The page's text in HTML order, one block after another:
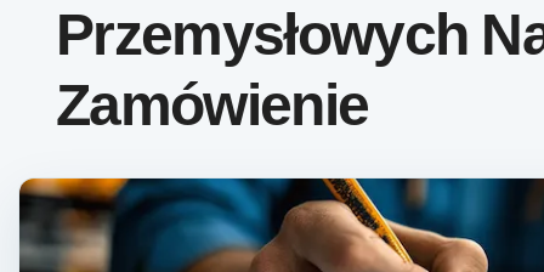
Przemysłowych
Zamówienie